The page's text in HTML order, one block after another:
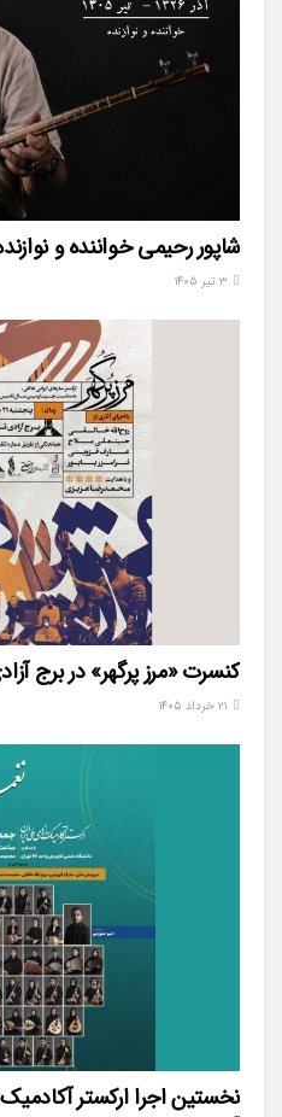
شاپور رحیمی خواننده و
کنسرت «مرز پرگهر» در برج
نخستین اجرا ارکستر